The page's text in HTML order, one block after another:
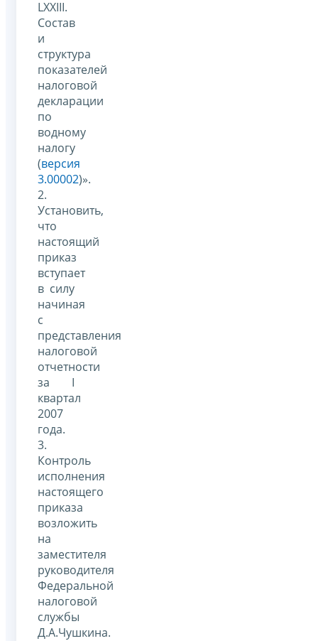
LXXIII.
Состав
и
структура
показателей
налоговой
декларации
по
водному
налогу
(версия
3.00002)».
2.
Установить,
что
настоящий
приказ
вступает
в силу
начиная
с
представления
налоговой
отчетности
за I
квартал
2007
года.
3.
Контроль
исполнения
настоящего
приказа
возложить
на
заместителя
руководителя
Федеральной
налоговой
службы
Д.А.Чушкина.